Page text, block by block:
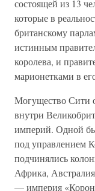
состоящей из 13
которые в
британскому
истинным
королева, и
марионетками в
Могущество Сити
внутри
империй. Одной
под управлением
подчинялись
Африка,
— империя